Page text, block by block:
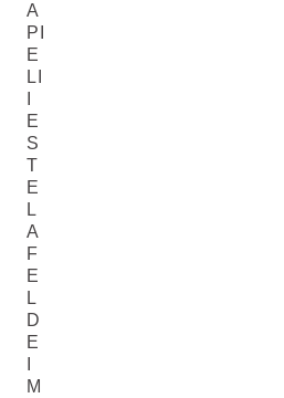
A
PI
E
LI
E
S
T
E
L
A
F
E
L
D
E
M